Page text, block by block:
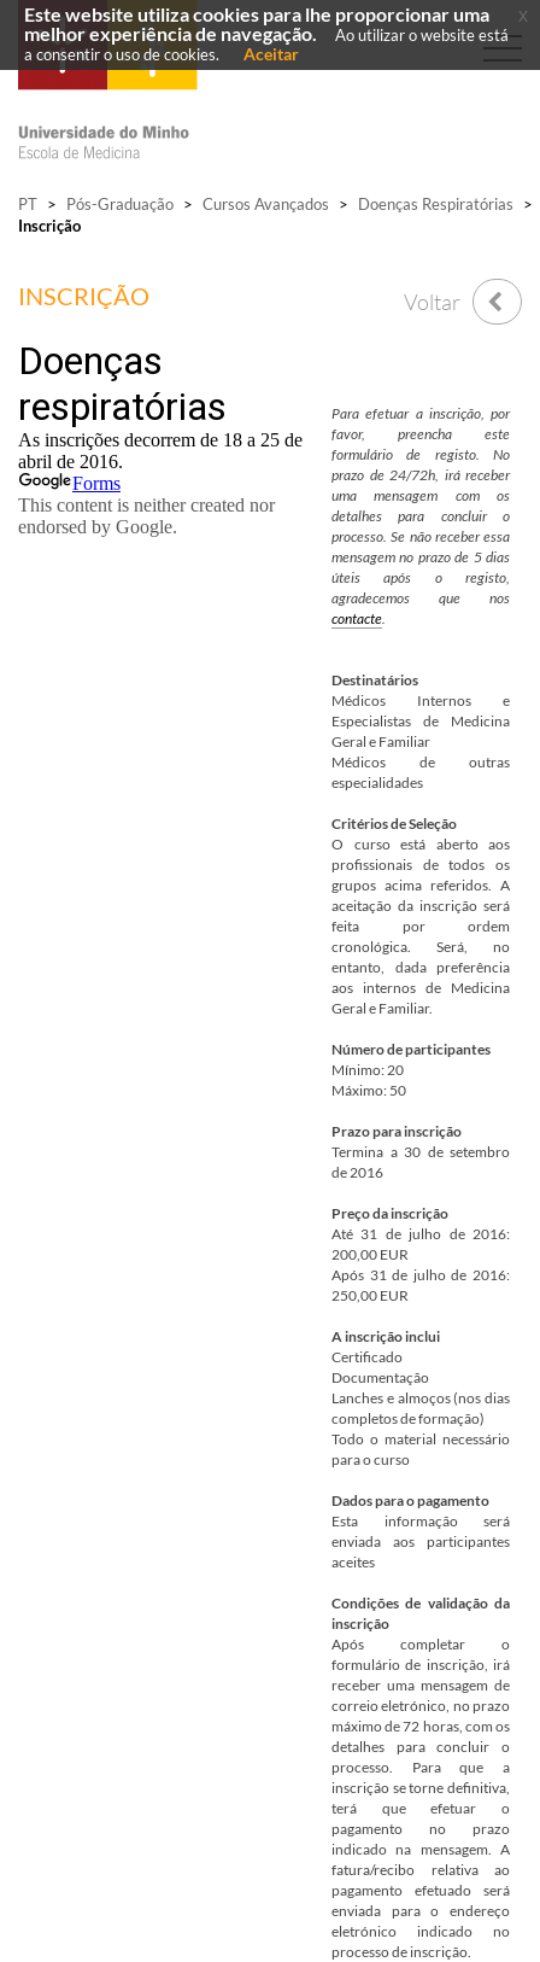
PT > Pós-Graduação > Cursos Avançados > Doenças Respiratórias
>
Inscrição
INSCRIÇÃO Voltar
Para efetuar a inscrição, por
favor, preencha este
formulário de registo. No
prazo de 24/72h, irá receber
uma mensagem com os
detalhes para concluir o
processo. Se não receber essa
mensagem no prazo de 5 dias
úteis após o registo,
agradecemos que nos
contacte.
Destinatários
Médicos Internos e
Especialistas de Medicina
Geral e Familiar
Médicos de outras
especialidades
Critérios de Seleção
O curso está aberto aos
profissionais de todos os
grupos acima referidos. A
aceitação da inscrição será
feita por ordem
cronológica. Será, no
entanto, dada preferência
aos internos de Medicina
Geral e Familiar.
Número de participantes
Mínimo: 20
Máximo: 50
Prazo para inscrição
Termina a 30 de setembro
de 2016
Preço da inscrição
Até 31 de julho de 2016:
200,00 EUR
Após 31 de julho de 2016:
250,00 EUR
A inscrição inclui
Certificado
Documentação
Lanches e almoços (nos dias
completos de formação)
Todo o material necessário
para o curso
Dados para o pagamento
Esta informação será
enviada aos participantes
aceites
Condições de validação da
inscrição
Após completar o
formulário de inscrição, irá
receber uma mensagem de
correio eletrónico, no prazo
máximo de 72 horas, com os
detalhes para concluir o
processo. Para que a
inscrição se torne definitiva,
terá que efetuar o
pagamento no prazo
indicado na mensagem. A
fatura/recibo relativa ao
pagamento efetuado será
enviada para o endereço
eletrónico indicado no
processo de inscrição.
Este website utiliza cookies para lhe proporcionar uma
melhor experiência de navegação.
Ao utilizar o website está
a consentir o uso de cookies.
Aceitar
x